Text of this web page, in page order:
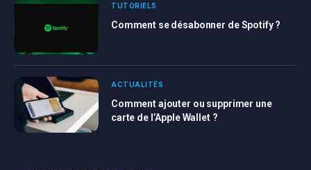
TUTORIELS
Comment se désabonner de Spotify ?
ACTUALITÉS
Comment ajouter ou supprimer une
carte de l’Apple Wallet ?